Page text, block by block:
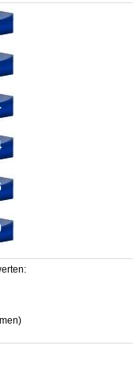
L389 ,3.7out of5based